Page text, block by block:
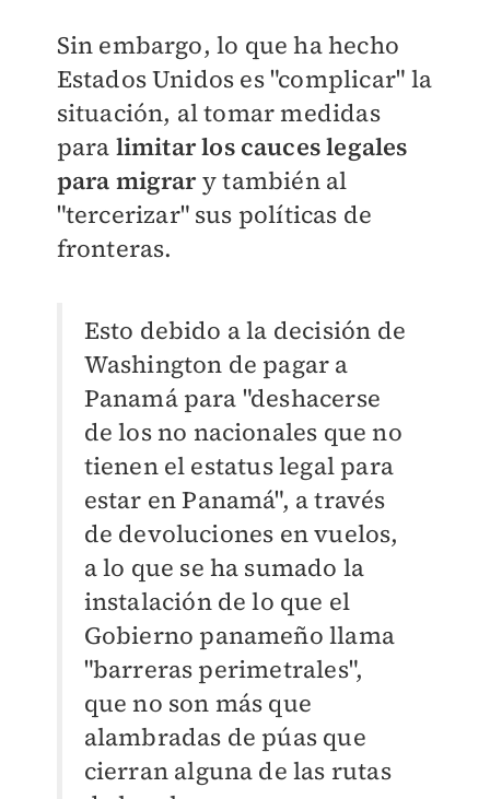
Sin embargo, lo que ha hecho
Estados Unidos es "complicar" la
situación, al tomar medidas
para limitar los cauces legales
para migrary también al
"tercerizar" sus políticas de
fronteras.
Esto debido a la decisión de
Washington de pagar a
Panamá para "deshacerse
de los no nacionales que no
tienen el estatus legal para
estar en Panamá", a través
de devoluciones en vuelos,
a lo que se ha sumado la
instalación de lo que el
Gobierno panameño llama
"barreras perimetrales",
que no son más que
alambradas de púas que
cierran alguna de las rutas